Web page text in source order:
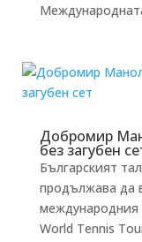
Добромир
без загубен
Българският
продължава да
международния
World Tennis